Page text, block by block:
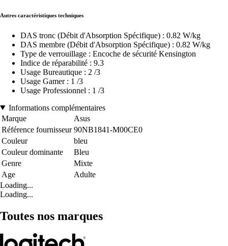
Autres caractéristiques techniques
DAS tronc (Débit d'Absorption Spécifique) : 0.82 W/kg
DAS membre (Débit d'Absorption Spécifique) : 0.82 W/kg
Type de verrouillage : Encoche de sécurité Kensington
Indice de réparabilité : 9.3
Usage Bureautique : 2 /3
Usage Gamer : 1 /3
Usage Professionnel : 1 /3
Informations complémentaires
Marque
Asus
Référence fournisseur 90NB1841-M00CE0
Couleur
bleu
Couleur dominante
Bleu
Genre
Mixte
Age
Adulte
Loading...
Loading...
Toutes nos marques